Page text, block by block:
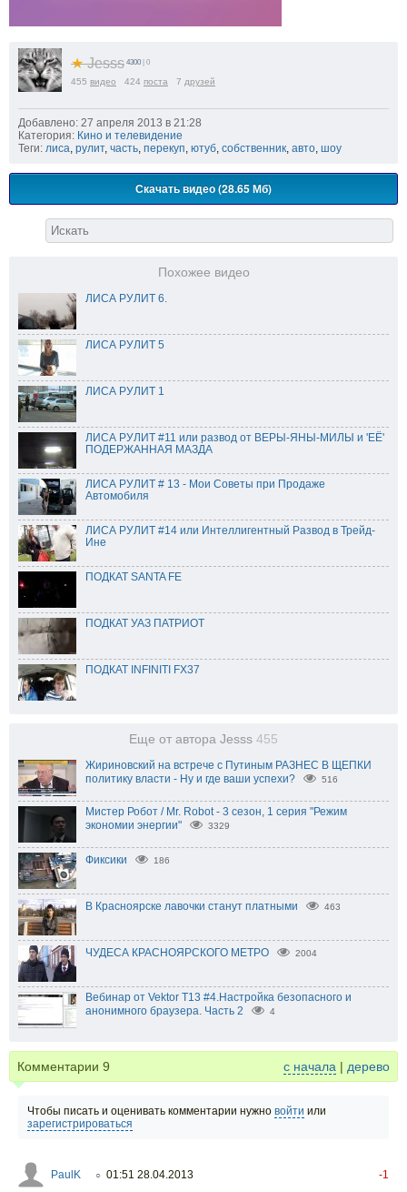
★Jesss 4300 | 0
455 видео 424 поста 7 друзей
Добавлено: 27 апреля 2013 в 21:28
Категория: Кино и телевидение
Теги: лиса рулит, часть перекуп ютуб собственник авто шоу
Скачать видео (28.65 Мб)
Похожее видео
ЛИСА РУЛИТ 6.
ЛИСА РУЛИТ 5
ЛИСА РУЛИТ 1
ЛИСА РУЛИТ #11 или развод от ВЕРЫ-ЯНЫ-МИЛЫ и 'ЕЁ'
ПОДЕРЖАННАЯ МАЗДА
ЛИСА РУЛИТ # 13 - Мои Советы при Продаже
Автомобиля
ЛИСА РУЛИТ #14 или Интеллигентный Развод в Трейд-
Ине
ПОДКАТ SANTA FE
ПОДКАТ УАЗ ПАТРИОТ
ПОДКАТ INFINITI FX37
Еще от автора Jesss 455
Жириновский на встрече с Путиным РАЗНЕС В ЩЕПКИ
политику власти - Ну и где ваши успехи?
516
Мистер Робот / Mr. Robot - 3 сезон, 1 серия "Режим
экономии энергии"
3329
Фиксики 186
В Красноярске лавочки станут платными 463
ЧУДЕСА КРАСНОЯРСКОГО МЕТРО 2004
Вебинар от Vektor T13 #4.Настройка безопасного и
анонимного браузера. Часть 2
4
Комментарии 9 с начала | дерево
Чтобы писать и оценивать комментарии нужно войти или
зарегистрироваться
PaulK ○ 01:51 28.04.2013
-1